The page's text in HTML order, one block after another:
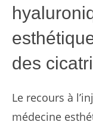
des
Le recours à
médecine